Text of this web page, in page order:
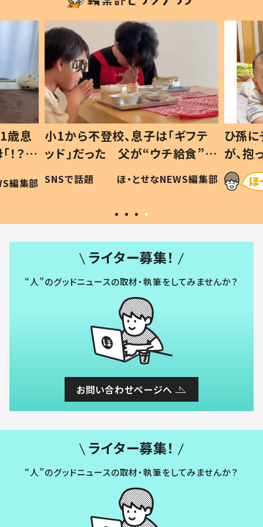
歳息
？」
編集部
小1から不登校、息子は「ギフテ
ッド」だった 父が“ウチ給食”を
作り続ける理由とは #令和の親
#令和の子
SNSで話題 ほ・とせなNEWS編集部
ひ孫
が、
「涙が
い」
ライター募集！
“人”のグッドニュースの取材・執筆をしてみませんか？
お問い合わせページへ
ライター募集！
“人”のグッドニュースの取材・執筆をしてみませんか？